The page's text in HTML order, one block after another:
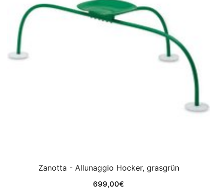
Zanotta - Allunaggio Hocker, grasgrün
699,00€